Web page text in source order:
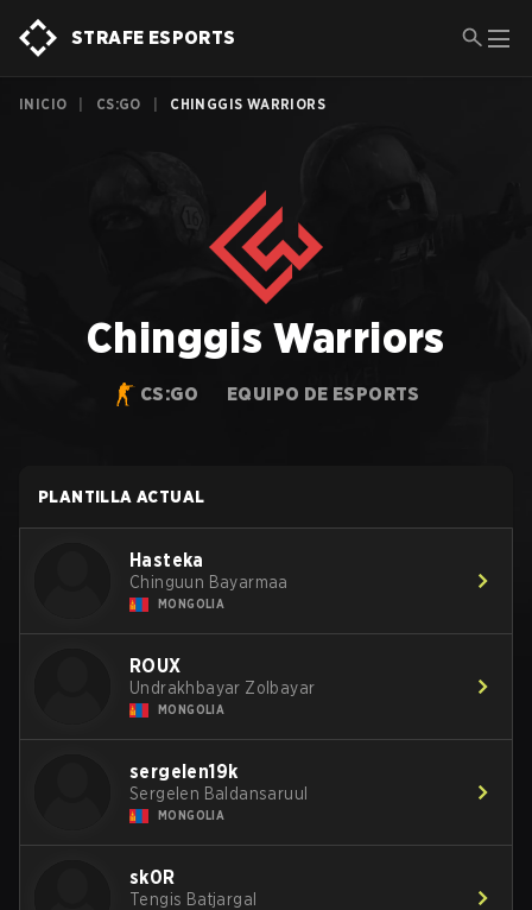
STRAFE ESPORTS
INICIO CS:GO CHINGGIS WARRIORS
Chinggis Warriors
CS:GO EQUIPO DE ESPORTS
PLANTILLA ACTUAL
Hasteka
Chinguun Bayarmaa
MONGOLIA
ROUX
Undrakhbayar Zolbayar
MONGOLIA
sergelen19k
Sergelen Baldansaruul
MONGOLIA
sk0R
Tengis Batjargal